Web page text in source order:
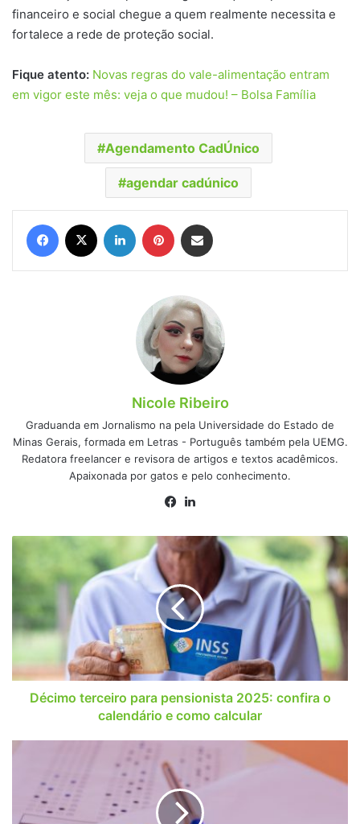
financeiro e social chegue a quem realmente necessita e
fortalece a rede de proteção social.
Fique atento: Novas regras do vale-alimentação entram
em vigor este mês: veja o que mudou! – Bolsa Família
Agendamento CadÚnico
agendar cadúnico
Facebook Linkedin Pinterest
Nicole Ribeiro
Graduanda em Jornalismo na pela Universidade do Estado de
Minas Gerais, formada em Letras - Português também pela UEMG.
Redatora freelancer e revisora de artigos e textos acadêmicos.
Apaixonada por gatos e pelo conhecimento.
Facebook
Décimo
para
confira
calendário
e
comoDécimo terceiro para pensionista 2025: confira o
calendário e como calcular
inscrever
Enem?